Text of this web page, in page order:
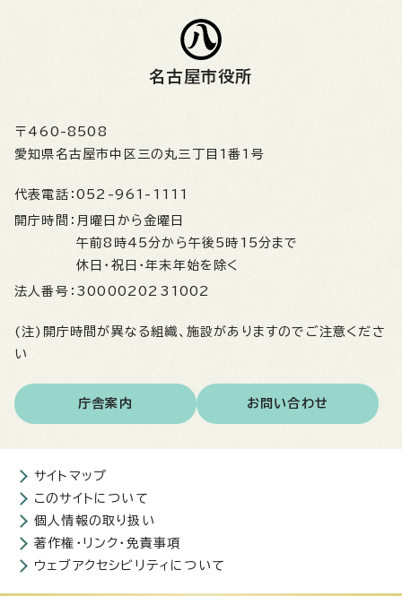
名古屋市役所
〒460-8508
愛知県名古屋市中区三の丸三丁目1番1号
代表電話： 052-961-1111
開庁時間： 月曜日から金曜日
午前8時45分から午後5時15分まで
休日・祝日・年末年始を除く
法人番号： 3000020231002
(注)開庁時間が異なる組織、施設がありますのでご注意くださ
い
庁舎案内 お問い合わせ
サイトマップ
このサイトについて
個人情報の取り扱い
著作権・リンク・免責事項
ウェブアクセシビリティについて